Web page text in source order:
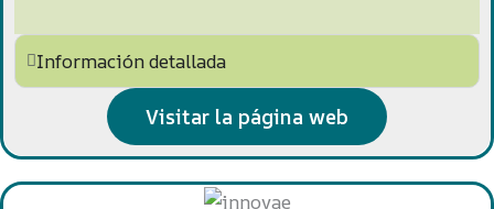
Información detallada
Visitar la página web